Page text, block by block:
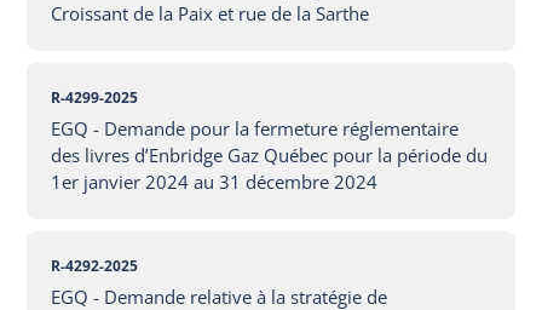
Croissant de la Paix et rue de la Sarthe
R-4299-2025
EGQ - Demande pour la fermeture réglementaire
des livres d’Enbridge Gaz Québec pour la période du
1er janvier 2024 au 31 décembre 2024
R-4292-2025
EGQ - Demande relative à la stratégie de